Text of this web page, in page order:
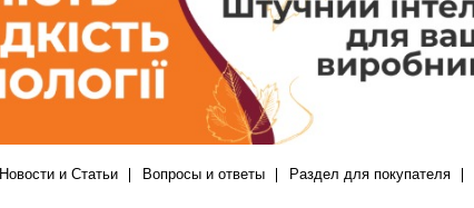
Новости и Статьи Вопросы и ответы Раздел для покупателя